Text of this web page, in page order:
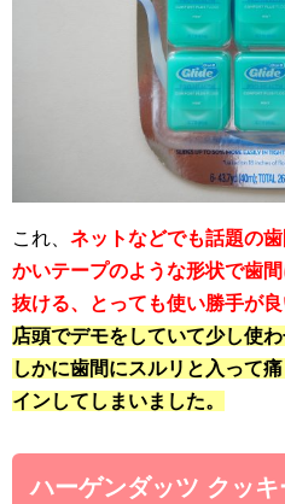
これ、 ネットなどでも話題の
かいテープのような形状で歯
抜ける、とっても使い勝手が
店頭でデモをしていて少し使
しかに歯間にスルリと入って
インしてしまいました。
ハーゲンダッツ クッ